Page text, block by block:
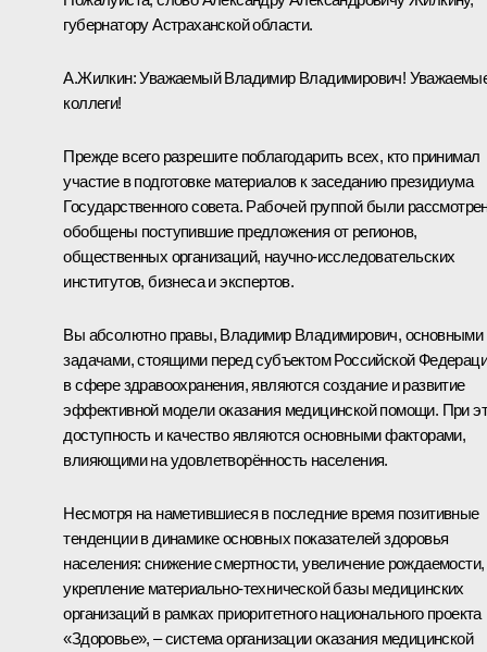
губернатору Астраханской области.
А.Жилкин:Уважаемый Владимир Владимирович!
коллеги!
Прежде всего разрешите поблагодарить всех, кто принимал
участие в подготовке материалов к заседанию президиума
Государственного совета. Рабочей группой были
обобщены поступившие предложения от регионов,
общественных организаций, научно-исследовательских
институтов, бизнеса и экспертов.
Вы абсолютно правы, Владимир Владимирович, основными
задачами, стоящими перед субъектом Российской
в сфере здравоохранения, являются создание и развитие
эффективной модели оказания медицинской помощи. При
доступность и качество являются основными факторами,
влияющими на удовлетворённость населения.
Несмотря на наметившиеся в последние время позитивные
тенденции в динамике основных показателей здоровья
населения: снижение смертности, увеличение рождаемости,
укрепление материально-технической базы медицинских
организаций в рамках приоритетного национального проекта
«Здоровье», – система организации оказания медицинской